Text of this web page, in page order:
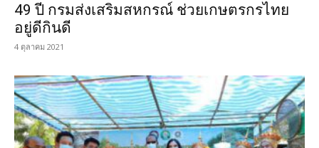
49 ปี กรมส่งเสริมสหกรณ์ ช่วยเกษตรกรไทย
อยู่ดีกินดี
4 ตุลาคม 2021